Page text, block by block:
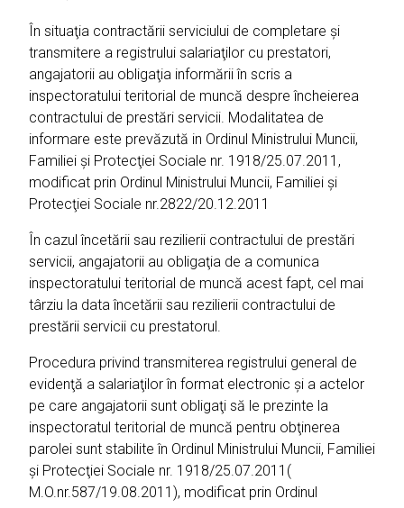
În situaţia contractării serviciului de completare şi
transmitere a registrului salariaţilor cu prestatori,
angajatorii au obligaţia informării în scris a
inspectoratului teritorial de muncă despre încheierea
contractului de prestări servicii. Modalitatea de
informare este prevăzută in Ordinul Ministrului Muncii,
Familiei şi Protecţiei Sociale nr. 1918/25.07.2011,
modificat prin Ordinul Ministrului Muncii, Familiei şi
Protecţiei Sociale nr.2822/20.12.2011
În cazul încetării sau rezilierii contractului de prestări
servicii, angajatorii au obligaţia de a comunica
inspectoratului teritorial de muncă acest fapt, cel mai
târziu la data încetării sau rezilierii contractului de
prestării servicii cu prestatorul.
Procedura privind transmiterea registrului general de
evidenţă a salariaţilor în format electronic şi a actelor
pe care angajatorii sunt obligaţi să le prezinte la
inspectoratul teritorial de muncă pentru obţinerea
parolei sunt stabilite în Ordinul Ministrului Muncii, Familiei
şi Protecţiei Sociale nr. 1918/25.07.2011(
M.O.nr.587/19.08.2011), modificat prin Ordinul